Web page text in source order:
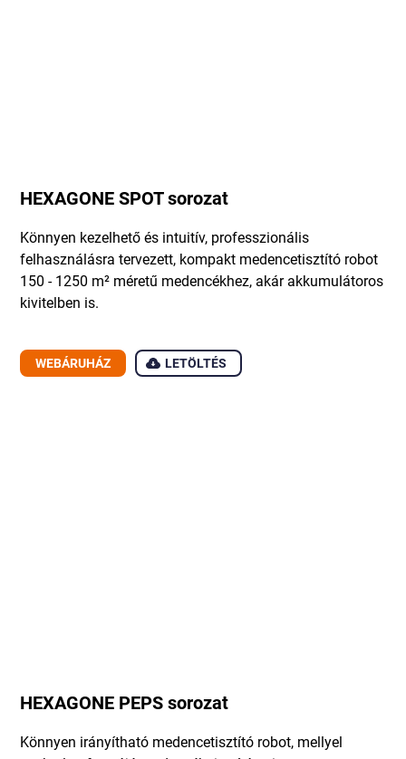
HEXAGONE SPOT sorozat
Könnyen kezelhető és intuitív, professzionális
felhasználásra tervezett, kompakt medencetisztító robot
150 - 1250 m² méretű medencékhez, akár akkumulátoros
kivitelben is.
WEBÁRUHÁZ LETÖLTÉS
HEXAGONE PEPS sorozat
Könnyen irányítható medencetisztító robot, mellyel